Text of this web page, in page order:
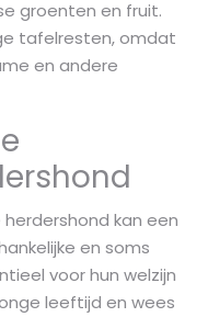
groenten en fruit.
tafelresten, omdat
en andere
kan een
en soms
voor hun welzijn
leeftijd en wees